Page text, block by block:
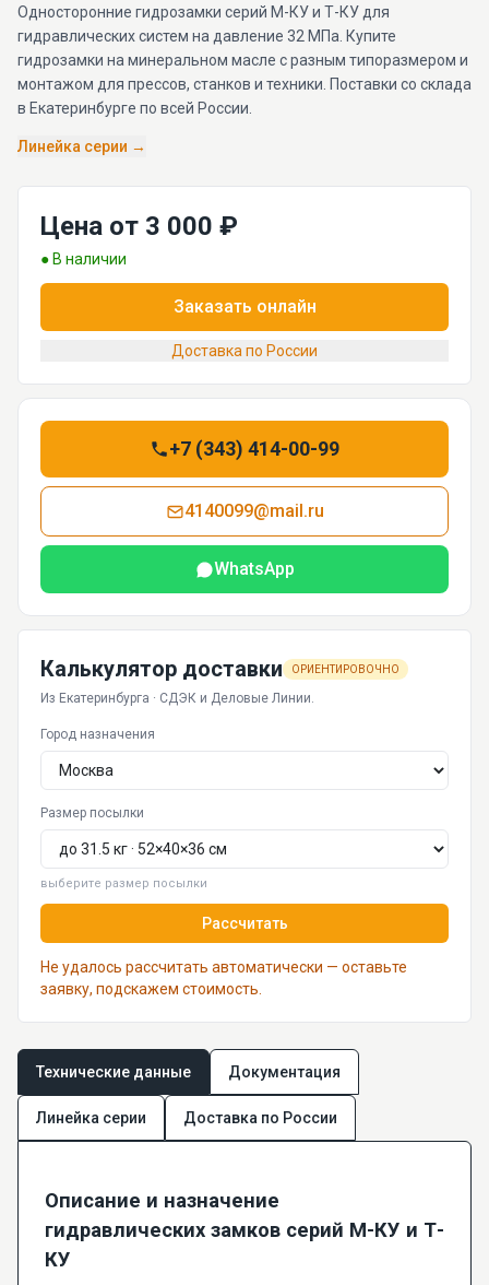
Односторонние гидрозамки серий М-КУ и Т-КУ для
гидравлических систем на давление 32 МПа. Купите
гидрозамки на минеральном масле с разным типоразмером и
монтажом для прессов, станков и техники. Поставки со склада
в Екатеринбурге по всей России.
Линейка серии →
Цена от 3 000 ₽
● В наличии
Заказать онлайн
Доставка по России
+7 (343) 414-00-99
4140099@mail.ru
WhatsApp
Калькулятор доставки ОРИЕНТИРОВОЧНО
Из Екатеринбурга · СДЭК и Деловые Линии.
Город назначения
Размер посылки
выберите размер посылки
Рассчитать
Не удалось рассчитать автоматически — оставьте
заявку, подскажем стоимость.
Технические данные Документация
Линейка серии Доставка по России
Описание и назначение
гидравлических замков серий М-КУ и Т-
КУ